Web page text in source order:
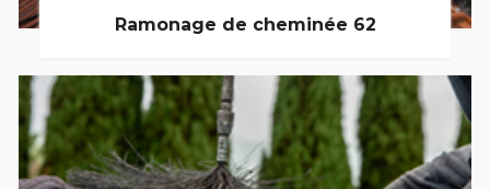
Ramonage de cheminée 62